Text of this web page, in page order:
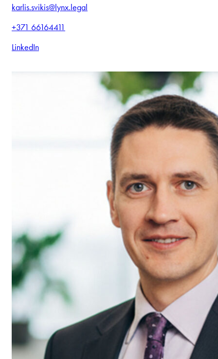
karlis.svikis@lynx.legal
+371 66164411
LinkedIn